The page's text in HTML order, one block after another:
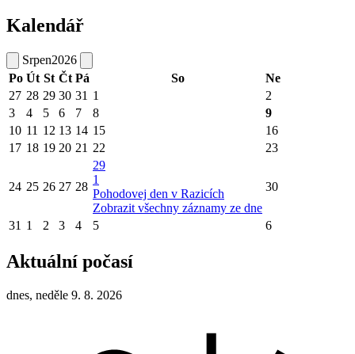
Kalendář
Srpen2026
Po Út St Čt Pá So
Ne
27 28 29 30 31 1
2
3
4 5 6 7 8
9
10 11 12 13 14 15
16
17 18 19 20 21 22 23
24 25 26 27 28
29
1
Pohodovej den v Razicích
Zobrazit všechny záznamy ze dne
30
31 1 2 3 4 5 6
Aktuální počasí
dnes, neděle 9. 8. 2026